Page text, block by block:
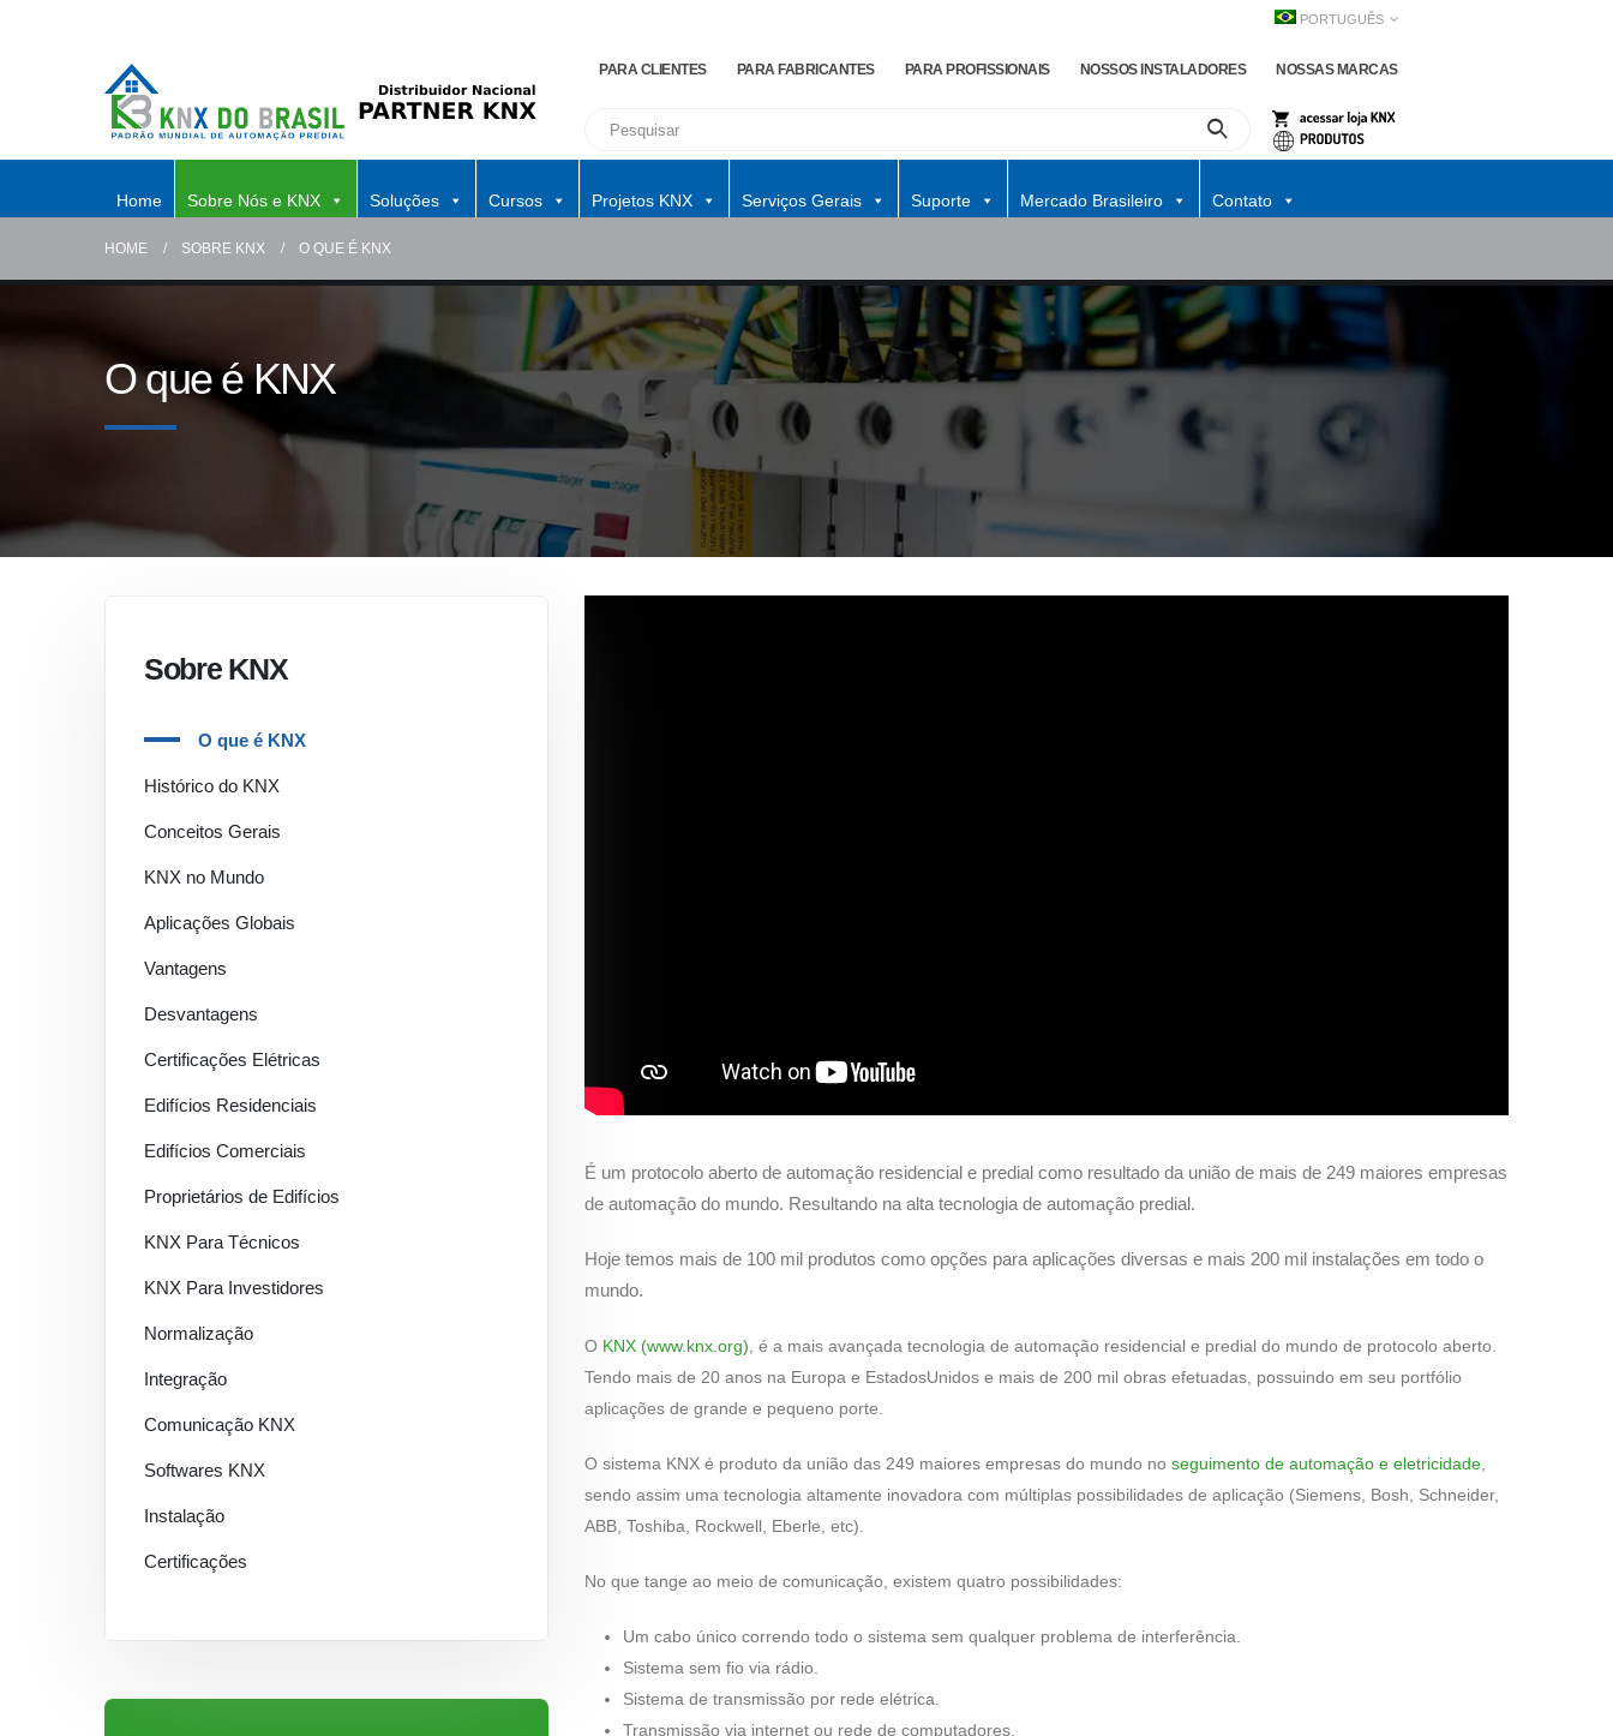
PORTUGUÊS
PARA CLIENTES PARA FABRICANTES PARA PROFISSIONAIS NOSSOS INSTALADORES NOSSAS MARCAS
Home Sobre Nós e KNX Soluções Cursos Projetos KNX Serviços Gerais Suporte Mercado Brasileiro Contato
HOME SOBRE KNX O QUE É KNX
O que é KNX
É um protocolo aberto de automação residencial e predial como resultado da união de mais de 249 maiores empresas
de automação do mundo. Resultando na alta tecnologia de automação predial.
Hoje temos mais de 100 mil produtos como opções para aplicações diversas e mais 200 mil instalações em todo o
mundo.
O KNX (www.knx.org) , é a mais avançada tecnologia de automação residencial e predial do mundo de protocolo aberto.
Tendo mais de 20 anos na Europa e EstadosUnidos e mais de 200 mil obras efetuadas, possuindo em seu portfólio
aplicações de grande e pequeno porte.
O sistema KNX é produto da união das 249 maiores empresas do mundo no seguimento de automação e eletricidade
sendo assim uma tecnologia altamente inovadora com múltiplas possibilidades de aplicação (Siemens, Bosh, Schneider,
ABB, Toshiba, Rockwell, Eberle, etc).
No que tange ao meio de comunicação, existem quatro possibilidades:
Um cabo único correndo todo o sistema sem qualquer problema de interferência.
Sistema sem fio via rádio.
Sistema de transmissão por rede elétrica.
Transmissão via internet ou rede de computadores.
Sobre KNX
O que é KNX
Histórico do KNX
Conceitos Gerais
KNX no Mundo
Aplicações Globais
Vantagens
Desvantagens
Certificações Elétricas
Edifícios Residenciais
Edifícios Comerciais
Proprietários de Edifícios
KNX Para Técnicos
KNX Para Investidores
Normalização
Integração
Comunicação KNX
Softwares KNX
Instalação
Certificações